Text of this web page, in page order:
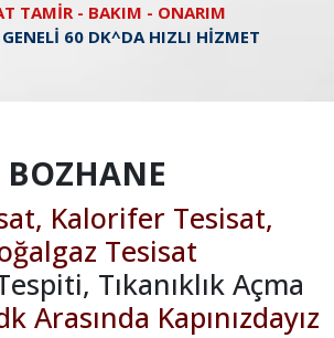
TAMİR - BAKIM - ONARIM
60 DK^DA HIZLI HİZMET
BOZHANE
Kalorifer Tesisat,
Tesisat
Tıkanıklık Açma
Arasında Kapınızdayız